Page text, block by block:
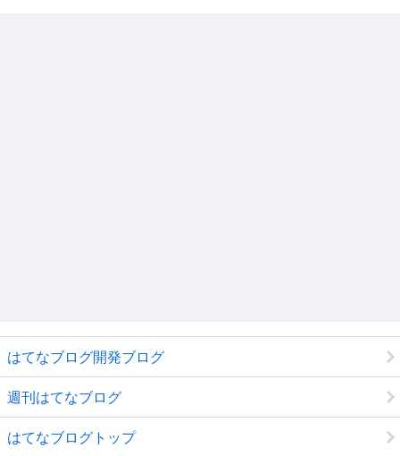
はてなブログ開発ブログ
週刊はてなブログ
はてなブログトップ